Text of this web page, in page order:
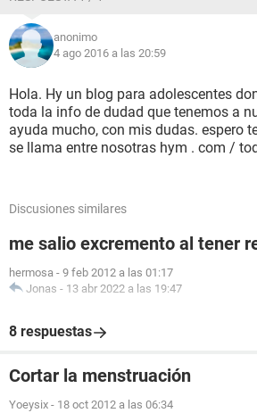
anonimo
4 ago 2016 a las 20:59
Hola. Hy un blog para adolescentes
toda la info de dudad que tenemos a
ayuda mucho, con mis dudas. espero
se llama entre nosotras hym . com /
Discusiones similares
me salio excremento al tener
hermosa - 9 feb 2012 a las 01:17
Jonas - 13 abr 2022 a las 19:47
8 respuestas
Cortar la menstruación
Yoeysix - 18 oct 2012 a las 06:34